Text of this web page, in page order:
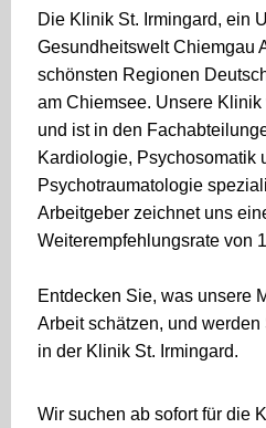
Die Klinik St. Irmingard, ein
Gesundheitswelt Chiemgau
schönsten Regionen
am Chiemsee. Unsere
und ist in den
Kardiologie, Psychosomatik
Psychotraumatologie
Arbeitgeber zeichnet uns
Weiterempfehlungsrate von
Entdecken Sie, was unsere
Arbeit schätzen, und
in der Klinik St. Irmingard.
Wir suchen ab sofort für die